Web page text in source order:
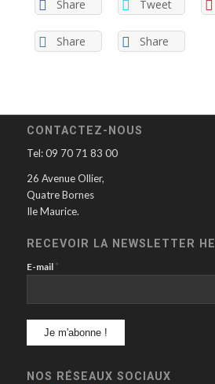
Share Tweet
Share Share
CONTACTEZ-NOUS
Tel: 09 70 71 83 00
26 Avenue Ollier,
Quatre Bornes
Ile Maurice.
RECEVOIR LA NEWSLETTER
E-mail *
NOS RÉSEAUX SOCIAUX